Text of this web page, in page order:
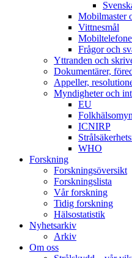
Mobilmaster
Vittnesmål
Frågor och
Yttranden och
Dokumentärer,
Appeller,
Myndigheter och
EU
ICNIRP
WHO
Forskning
Forskningsöversikt
Forskningslista
Vår forskning
Tidig forskning
Hälsostatistik
Nyhetsarkiv
Arkiv
Om oss